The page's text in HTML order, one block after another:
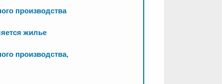
производства
жилье
производства,